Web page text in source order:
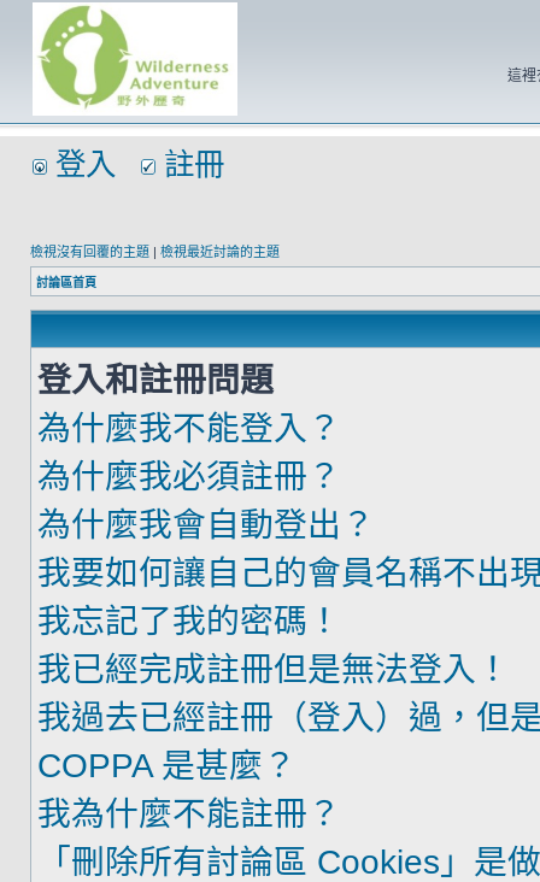
這裡
登入 註冊
檢視沒有回覆的主題 | 檢視最近討論的主題
討論區首頁
登入和註冊問題
為什麼我不能登入？
為什麼我必須註冊？
為什麼我會自動登出？
我要如何讓自己的會員名稱不出
我忘記了我的密碼！
我已經完成註冊但是無法登入！
我過去已經註冊（登入）過，但
COPPA 是甚麼？
我為什麼不能註冊？
「刪除所有討論區 Cookies」是